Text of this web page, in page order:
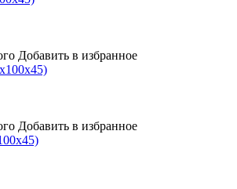
Добавить в избранное
Добавить в избранное